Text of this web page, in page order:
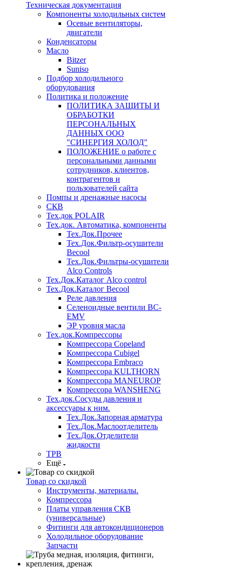
Техническая документация
Компоненты холодильных систем
Осевые вентиляторы,
двигатели
Конденсаторы
Масло
Bitzer
Suniso
Подбор холодильного
оборудования
Политика и положение
ПОЛИТИКА ЗАЩИТЫ И
ОБРАБОТКИ
ПЕРСОНАЛЬНЫХ
ДАННЫХ ООО
"СИНЕРГИЯ ХОЛОД"
ПОЛОЖЕНИЕ о работе с
персональными данными
сотрудников, клиентов,
контрагентов и
пользователей сайта
Помпы и дренажные насосы
СКВ
Тех.док POLAIR
Тех.док. Автоматика, компоненты
Тех.Док.Прочее
Тех.Док.Фильтр-осушители
Becool
Тех.Док.Фильтры-осушители
Alco Controls
Тех.Док.Каталог Alco control
Тех.Док.Каталог Becool
Реле давления
Селеноидные вентили BC-
EMV
ЭР уровня масла
Тех.док.Компрессоры
Компрессора Copeland
Компрессора Cubigel
Компрессора Embraco
Компрессора KULTHORN
Компрессора MANEUROP
Компрессора WANSHENG
Тех.док.Сосуды давления и
аксессуары к ним.
Тех.Док.Запорная арматура
Тех.Док.Маслоотделитель
Тех.Док.Отделители
жидкости
ТРВ
Ещё
Товар со скидкой
Инструменты, материалы.
Компрессора
Платы управления СКВ
(универсальные)
Фитинги для автокондиционеров
Холодильное оборудование
Запчасти